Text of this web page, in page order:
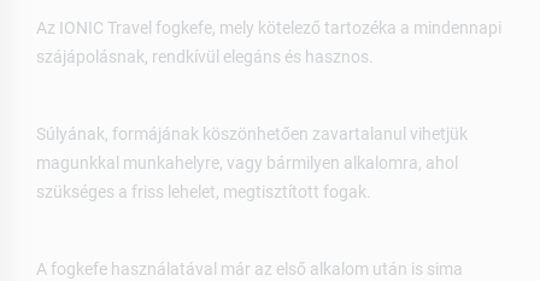
Az IONIC Travel fogkefe, mely kötelező tartozéka a mindennapi
szájápolásnak, rendkívül elegáns és hasznos.
Súlyának, formájának köszönhetően zavartalanul vihetjük
magunkkal munkahelyre, vagy bármilyen alkalomra, ahol
szükséges a friss lehelet, megtisztított fogak.
A fogkefe használatával már az első alkalom után is sima